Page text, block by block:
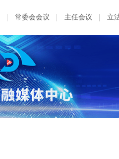
常委会会议 主任会议 立